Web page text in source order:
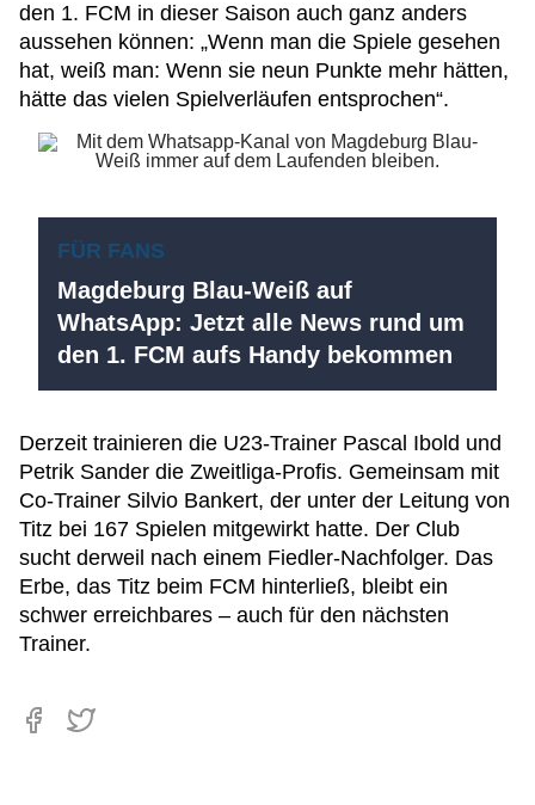
den 1. FCM in dieser Saison auch ganz anders
aussehen können: „Wenn man die Spiele gesehen
hat, weiß man: Wenn sie neun Punkte mehr hätten,
hätte das vielen Spielverläufen entsprochen“.
FÜR FANS
Magdeburg Blau-Weiß auf
WhatsApp: Jetzt alle News rund um
den 1. FCM aufs Handy bekommen
Derzeit trainieren die U23-Trainer Pascal Ibold und
Petrik Sander die Zweitliga-Profis. Gemeinsam mit
Co-Trainer Silvio Bankert, der unter der Leitung von
Titz bei 167 Spielen mitgewirkt hatte. Der Club
sucht derweil nach einem Fiedler-Nachfolger. Das
Erbe, das Titz beim FCM hinterließ, bleibt ein
schwer erreichbares – auch für den nächsten
Trainer.